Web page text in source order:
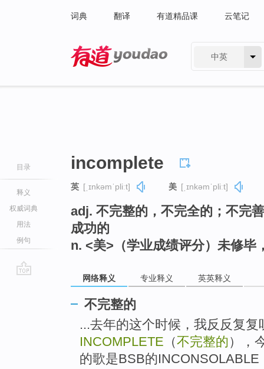
词典 翻译 有道精品课 云笔记
中英
目录
释义
权威词典
用法
例句
incomplete
英 [ˌɪnkəmˈpliːt] 美 [ˌɪnkəmˈpliːt]
adj. 不完整的，不完全的；不完
成功的
n. <美>（学业成绩评分）未修毕
网络释义 专业释义 英英释义
不完整的
...去年的这个时候，我反反复
INCOMPLETE （不完整的），
的歌是BSB的